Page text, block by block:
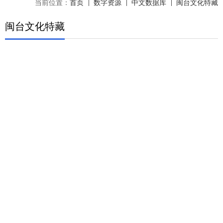
当前位置： 首页 数字资源 中文数据库 闽台文化特藏
闽台文化特藏